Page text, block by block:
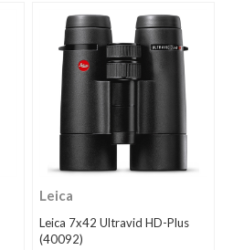
Leica
Leica 7x42 Ultravid HD-Plus
(40092)